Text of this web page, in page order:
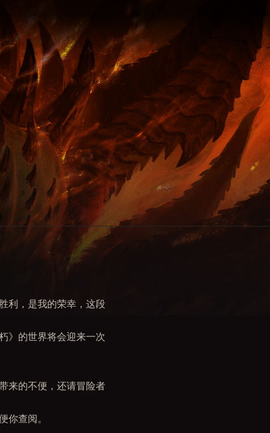
利，是我的荣幸，这段
》的世界将会迎来一次
来的不便，还请冒险者
你查阅。